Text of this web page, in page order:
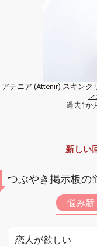
アテニア (Attenir) スキンク
過去1か
新しい
つぶやき掲示板の
悩み新
恋人が欲しい